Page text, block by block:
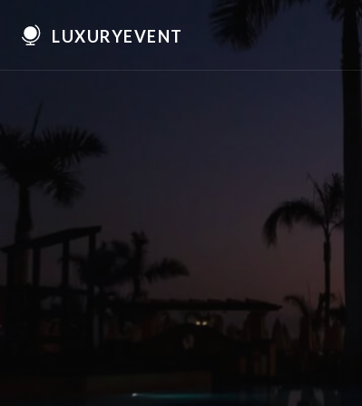
LUXURYEVENT